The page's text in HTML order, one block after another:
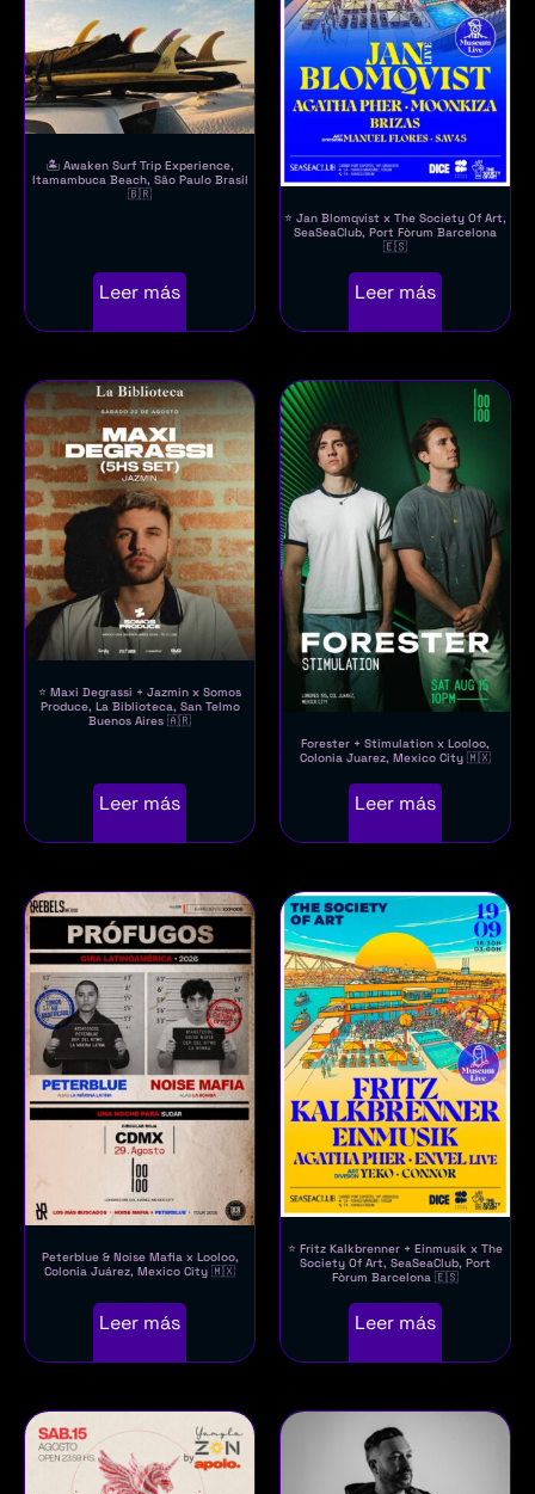
🏝️ Awaken Surf Trip Experience,
Itamambuca Beach, São Paulo Brasil
🇧🇷
Leer más
⭐ Jan Blomqvist x The Society Of Art,
SeaSeaClub, Port Fòrum Barcelona
🇪🇸
Leer más
⭐ Maxi Degrassi + Jazmin x Somos
Produce, La Biblioteca, San Telmo
Buenos Aires 🇦🇷
Leer más
Forester + Stimulation x Looloo,
Colonia Juarez, Mexico City 🇲🇽
Leer más
Peterblue & Noise Mafia x Looloo,
Colonia Juárez, Mexico City 🇲🇽
Leer más
⭐ Fritz Kalkbrenner + Einmusik x The
Society Of Art, SeaSeaClub, Port
Fòrum Barcelona 🇪🇸
Leer más